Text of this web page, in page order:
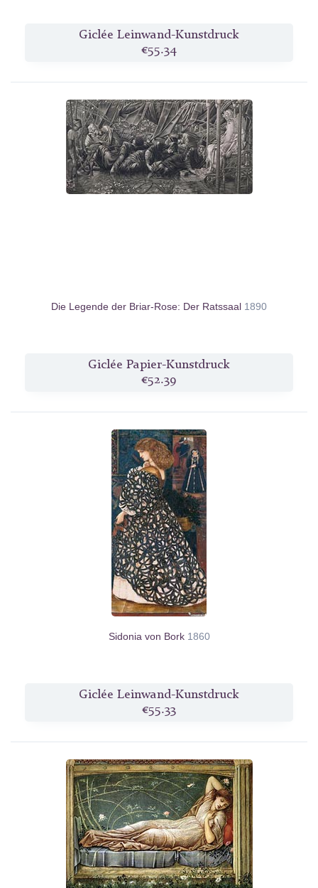
Giclée Leinwand-Kunstdruck
€55.34
Die Legende der Briar-Rose: Der Ratssaal 1890
Giclée Papier-Kunstdruck
€52.39
Sidonia von Bork 1860
Giclée Leinwand-Kunstdruck
€55.33